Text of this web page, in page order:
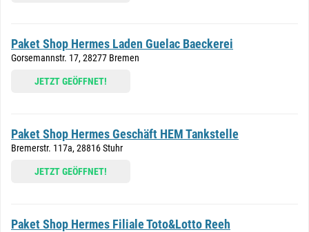
Paket Shop Hermes Laden Guelac Baeckerei
Gorsemannstr. 17, 28277 Bremen
JETZT GEÖFFNET!
Paket Shop Hermes Geschäft HEM Tankstelle
Bremerstr. 117a, 28816 Stuhr
JETZT GEÖFFNET!
Paket Shop Hermes Filiale Toto&Lotto Reeh